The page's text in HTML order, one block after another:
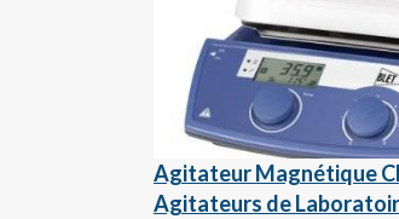
Agitateur Magnétique
Agitateurs de